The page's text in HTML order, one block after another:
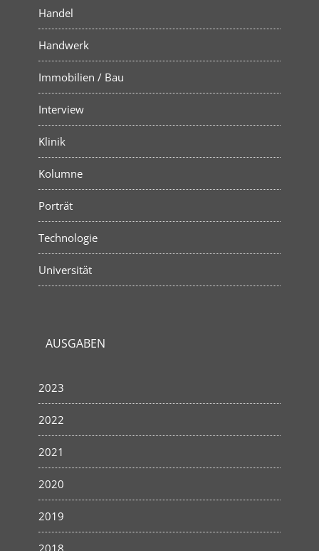
Handel
Handwerk
Immobilien / Bau
Interview
Klinik
Kolumne
Porträt
Technologie
Universität
AUSGABEN
2023
2022
2021
2020
2019